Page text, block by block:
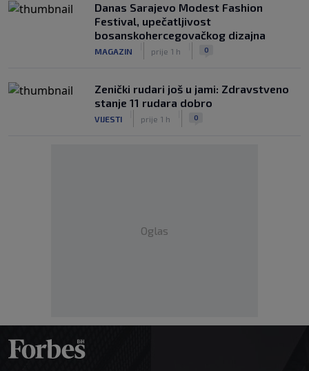
Danas Sarajevo Modest Fashion
Festival, upečatljivost
bosanskohercegovačkog dizajna
MAGAZIN prije 1 h 0
Zenički rudari još u jami: Zdravstveno
stanje 11 rudara dobro
VIJESTI prije 1 h 0
Oglas